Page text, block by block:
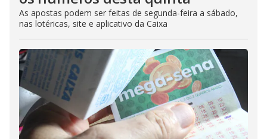
As apostas podem ser feitas de segunda-feira a sábado,
nas lotéricas, site e aplicativo da Caixa